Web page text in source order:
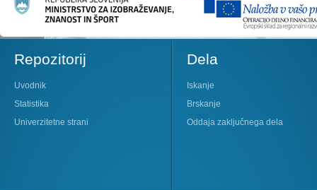
Repozitorij
Uvodnik
Statistika
Univerzitetne strani
Dela
Iskanje
Brskanje
Oddaja zaključnega dela